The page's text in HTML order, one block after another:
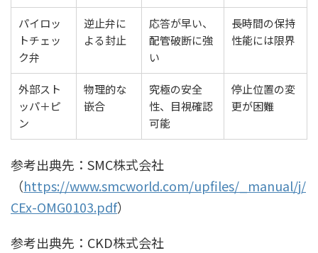
パイロッ
トチェッ
ク弁
逆止弁に
よる封止
応答が早い、
配管破断に強
い
長時間の保持
性能には限界
外部スト
ッパ＋ピ
ン
物理的な
嵌合
究極の安全
性、目視確認
可能
停止位置の変
更が困難
参考出典先：SMC株式会社
（https://www.smcworld.com/upfiles/_manual/j/
CEx-OMG0103.pdf）
参考出典先：CKD株式会社